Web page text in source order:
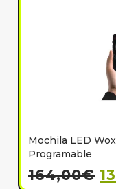
Mochila LED
Programable
164,00€